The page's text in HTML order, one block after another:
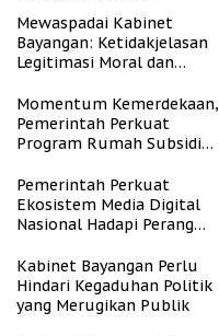
Mewaspadai Kabinet
Bayangan: Ketidakjelasan
Legitimasi Moral dan
Momentum Kemerdekaan,
Pemerintah Perkuat
Program Rumah Subsidi
Berpenghasilan Rendah
Pemerintah Perkuat
Ekosistem Media Digital
Nasional Hadapi Perang
Kabinet Bayangan Perlu
Hindari Kegaduhan Politik
yang Merugikan Publik